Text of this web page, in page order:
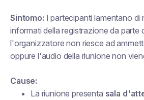
Sintomo: I partecipanti lamentano di
informati della registrazione da parte
l'organizzatore non riesce ad
oppure l'audio della riunione non
Cause:
La riunione presenta sala